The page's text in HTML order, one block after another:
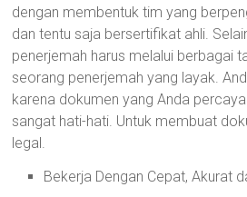
dengan membentuk tim yang
dan tentu saja bersertifikat ahli.
penerjemah harus melalui berbagai
seorang penerjemah yang layak.
karena dokumen yang Anda
sangat hati-hati. Untuk membuat
legal.
Bekerja Dengan Cepat, Akurat